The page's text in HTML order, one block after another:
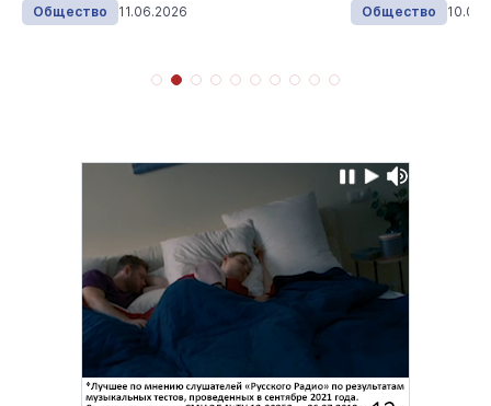
Общество 11.06.2026 Общество